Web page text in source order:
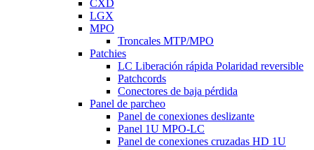
CXD
LGX
MPO
Troncales MTP/MPO
Patchies
LC Liberación rápida Polaridad reversible
Patchcords
Conectores de baja pérdida
Panel de parcheo
Panel de conexiones deslizante
Panel 1U MPO-LC
Panel de conexiones cruzadas HD 1U